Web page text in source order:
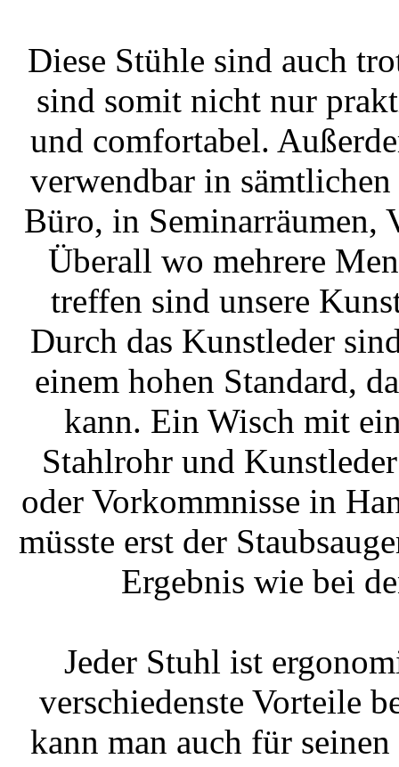
Diese Stühle sind auch
sind somit nicht nur
und comfortabel.
verwendbar in
Büro, in Seminarräumen,
Überall wo mehrere
treffen sind unsere
Durch das Kunstleder
einem hohen Standard,
kann. Ein Wisch mit
Stahlrohr und
oder Vorkommnisse in
müsste erst der
Ergebnis wie bei
Jeder Stuhl ist
verschiedenste Vorteile
kann man auch für